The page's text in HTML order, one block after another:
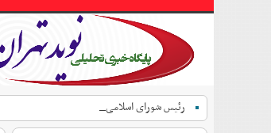
رئیس شورای اسلامی شهر ت_